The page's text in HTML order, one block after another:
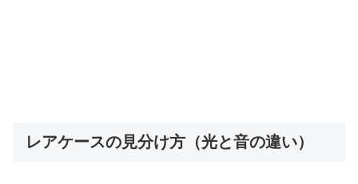
レアケースの見分け方（光と音の違い）